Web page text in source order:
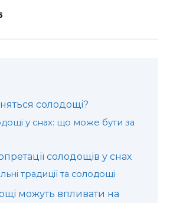
солодощі?
у снах: що може бути за
солодощів у снах
традиції та солодощі
можуть впливати на